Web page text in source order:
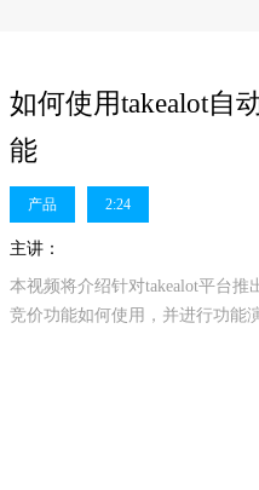
如何使用takealot自
能
产品 2:24
主讲：
本视频将介绍针对takealot平台推
竞价功能如何使用，并进行功能